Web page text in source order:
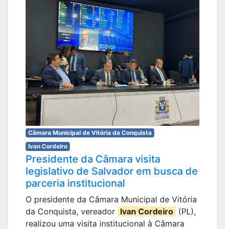
Câmara Municipal de Vitória da Conquista
Ivan Cordeiro
Presidente da Câmara visita
legislativo de Salvador em busca de
parceria institucional
O presidente da Câmara Municipal de Vitória
da Conquista, vereador Ivan Cordeiro (PL),
realizou uma visita institucional à Câmara